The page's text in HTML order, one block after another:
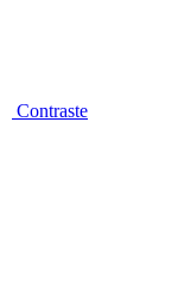
Contraste